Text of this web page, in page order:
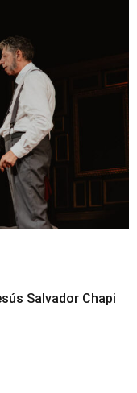
Salvador Chapi